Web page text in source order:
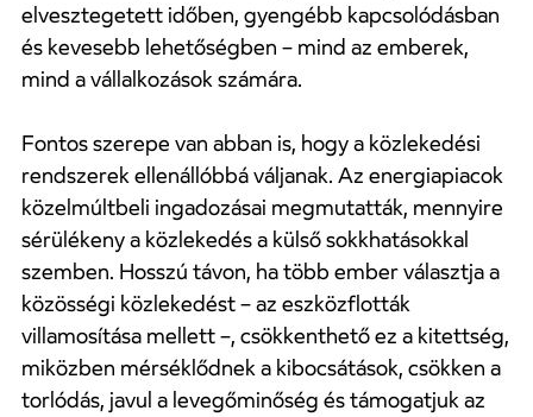
elvesztegetett időben, gyengébb kapcsolódásban
és kevesebb lehetőségben – mind az emberek,
mind a vállalkozások számára.
Fontos szerepe van abban is, hogy a közlekedési
rendszerek ellenállóbbá váljanak. Az energiapiacok
közelmúltbeli ingadozásai megmutatták, mennyire
sérülékeny a közlekedés a külső sokkhatásokkal
szemben. Hosszú távon, ha több ember választja a
közösségi közlekedést – az eszközflották
villamosítása mellett –, csökkenthető ez a kitettség,
miközben mérséklődnek a kibocsátások, csökken a
torlódás, javul a levegőminőség és támogatjuk az